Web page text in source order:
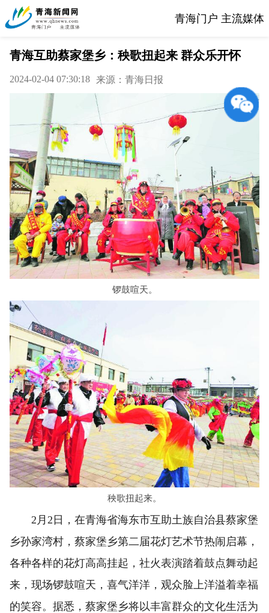
青海门户 主流媒体
青海互助蔡家堡乡：秧歌扭起来 群众乐开怀
2024-02-04 07:30:18 来源：青海日报
锣鼓喧天。
秧歌扭起来。
2月2日，在青海省海东市互助土族自治县蔡家堡
乡孙家湾村，蔡家堡乡第二届花灯艺术节热闹启幕，
各种各样的花灯高高挂起，社火表演踏着鼓点舞动起
来，现场锣鼓喧天，喜气洋洋，观众脸上洋溢着幸福
的笑容。据悉，蔡家堡乡将以丰富群众的文化生活为